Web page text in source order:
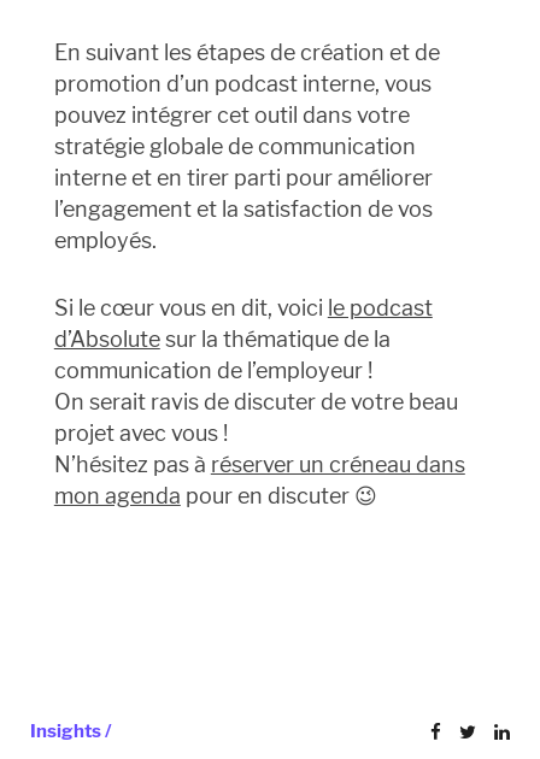
En suivant les étapes de création et de
promotion d’un podcast interne, vous
pouvez intégrer cet outil dans votre
stratégie globale de communication
interne et en tirer parti pour améliorer
l’engagement et la satisfaction de vos
employés.
Si le cœur vous en dit, voici le podcast
d’Absolutesur la thématique de la
communication de l’employeur !
On serait ravis de discuter de votre beau
projet avec vous !
N’hésitez pas à réserver un créneau dans
mon agenda pour en discuter 😉
Insights /